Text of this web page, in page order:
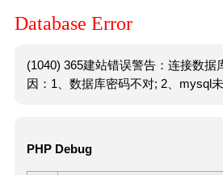
Database Error
(1040) 365建站错误警告：连接数据
因：1、数据库密码不对; 2、mysql未
PHP Debug